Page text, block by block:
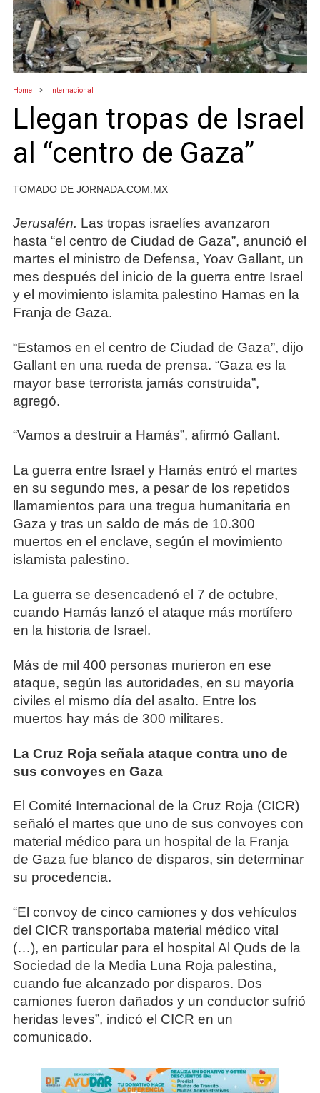
Home Internacional
Llegan tropas de Israel
al “centro de Gaza”
TOMADO DE JORNADA.COM.MX
Jerusalén. Las tropas israelíes avanzaron
hasta “el centro de Ciudad de Gaza”, anunció el
martes el ministro de Defensa, Yoav Gallant, un
mes después del inicio de la guerra entre Israel
y el movimiento islamita palestino Hamas en la
Franja de Gaza.
“Estamos en el centro de Ciudad de Gaza”, dijo
Gallant en una rueda de prensa. “Gaza es la
mayor base terrorista jamás construida”,
agregó.
“Vamos a destruir a Hamás”, afirmó Gallant.
La guerra entre Israel y Hamás entró el martes
en su segundo mes, a pesar de los repetidos
llamamientos para una tregua humanitaria en
Gaza y tras un saldo de más de 10.300
muertos en el enclave, según el movimiento
islamista palestino.
La guerra se desencadenó el 7 de octubre,
cuando Hamás lanzó el ataque más mortífero
en la historia de Israel.
Más de mil 400 personas murieron en ese
ataque, según las autoridades, en su mayoría
civiles el mismo día del asalto. Entre los
muertos hay más de 300 militares.
La Cruz Roja señala ataque contra uno de
sus convoyes en Gaza
El Comité Internacional de la Cruz Roja (CICR)
señaló el martes que uno de sus convoyes con
material médico para un hospital de la Franja
de Gaza fue blanco de disparos, sin determinar
su procedencia.
“El convoy de cinco camiones y dos vehículos
del CICR transportaba material médico vital
(…), en particular para el hospital Al Quds de la
Sociedad de la Media Luna Roja palestina,
cuando fue alcanzado por disparos. Dos
camiones fueron dañados y un conductor sufrió
heridas leves”, indicó el CICR en un
comunicado.